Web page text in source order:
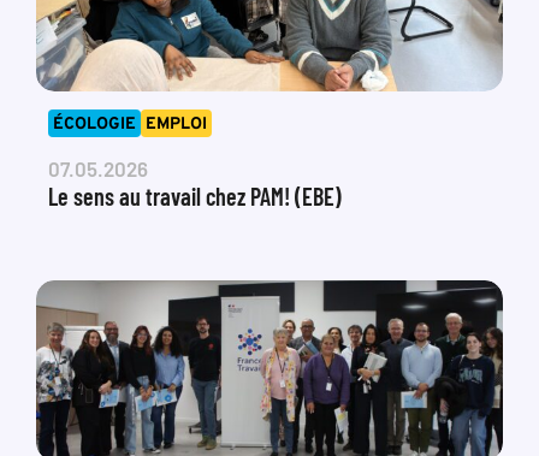
ÉCOLOGIE EMPLOI
07.05.2026
Le sens au travail chez PAM! (EBE)